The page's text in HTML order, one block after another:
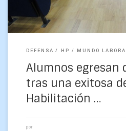
DEFENSA HP MUNDO
Alumnos egresan
tras una exitosa
Habilitación …
por